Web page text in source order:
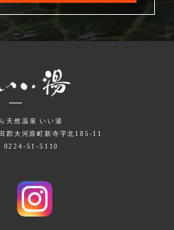
天然温泉 いい湯
郡大河原町新寺字北185-11
0224-51-5110